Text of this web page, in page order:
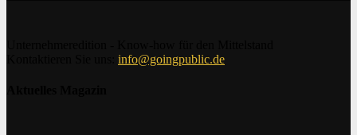
info@goingpublic.de